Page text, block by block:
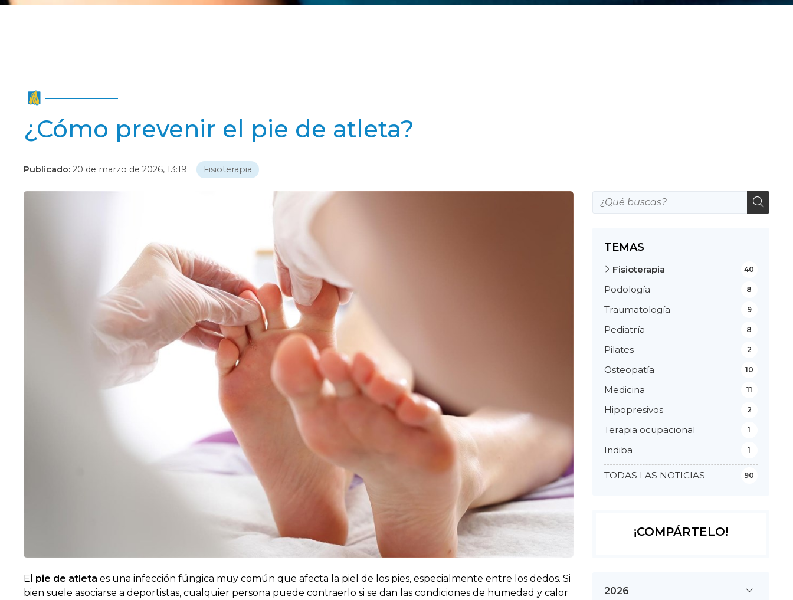
¿Cómo prevenir el pie de atleta?
Publicado: 20 de marzo de 2026, 13:19 Fisioterapia
TEMAS
TODAS LAS NOTICIAS 90
Fisioterapia 40
Podología 8
Traumatología 9
Pediatría 8
Pilates 2
Osteopatía 10
Medicina 11
Hipopresivos 2
Terapia ocupacional 1
Indiba 1
El pie de atleta es una infección fúngica muy común que afecta la piel de los pies, especialmente entre los dedos. Si
bien suele asociarse a deportistas, cualquier persona puede contraerlo si se dan las condiciones de humedad y calor
¡COMPÁRTELO!
2026